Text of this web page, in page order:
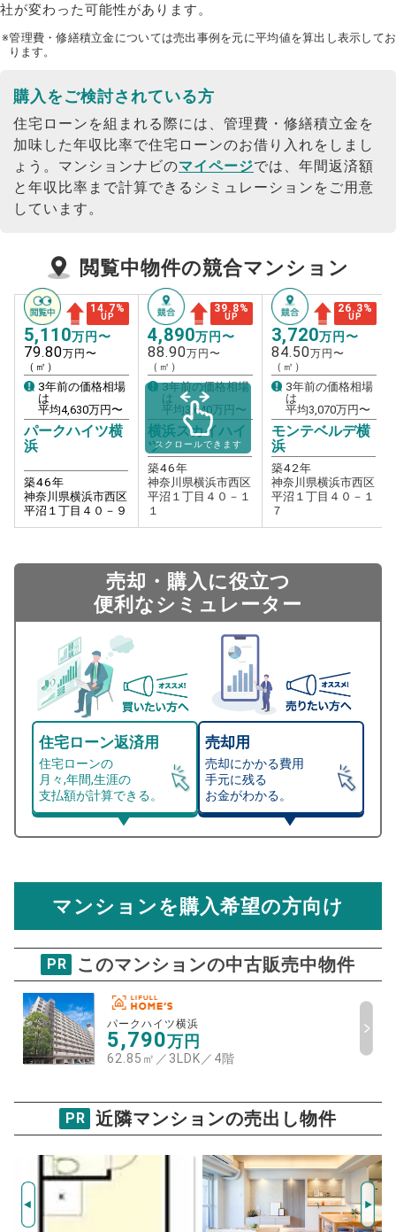
社が変わった可能性があります。
※管理費・修繕積立金については売出事例を元に平均値を算出し表示してお
ります。
購入をご検討されている方
住宅ローンを組まれる際には、管理費・修繕積立金を
加味した年収比率で住宅ローンのお借り入れをしまし
ょう。 マンションナビのマイページでは、年間返済額
と年収比率まで計算できるシミュレーションをご用意
しています。
閲覧中物件の競合マンション
14.7%
UP
5,110万円〜
79.80万円〜
（㎡）
3年前の価格相場
は
平均4,630万円〜
パークハイツ横
浜
築46年
神奈川県横浜市西区
平沼１丁目４０－９
39.8%
UP
4,890万円〜
88.90万円〜
（㎡）
3年前の価格相場
は
平均3,640万円〜
横浜スカイハイ
ツ
築46年
神奈川県横浜市西区
平沼１丁目４０－１
１
26.3%
UP
3,720万円〜
84.50万円〜
（㎡）
3年前の価格相場
は
平均3,070万円〜
モンテベルデ横
浜
築42年
神奈川県横浜市西区
平沼１丁目４０－１
７
スクロールできます
売却・購入に役立つ
便利なシミュレーター
住宅ローン返済用
住宅ローンの
月々,年間,生涯の
支払額が計算できる。
売却用
売却にかかる費用
手元に残る
お金がわかる。
総支払額シミュレーション
計算できます。
物件価格
万円
ご希望の
返済期間
住宅ローン
金利
ボーナス
返済金額
万円
マンション売却シミュレーター
から売却にかかる諸経費が自動で算出され、手元に残る
金額がわかります。
パークハイツ横浜
試算条件 64㎡・6階
推定売却価格：5048
資金計画のために査定額や希望売却価
格を入力して活用するのもおすすめ◎
売却価格
残債
万円
マンションを購入希望の方向け
PR このマンションの中古販売中物件
パークハイツ横浜
5,790万円
62.85㎡／3LDK ／ 4階
PR 近隣マンションの売出し物件